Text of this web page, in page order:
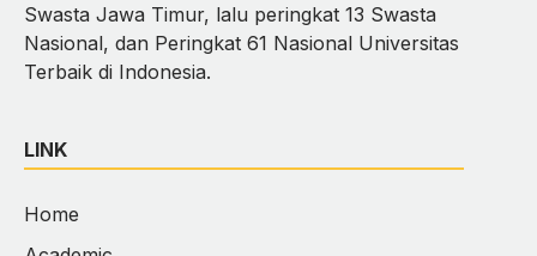
Swasta Jawa Timur, lalu peringkat 13 Swasta
Nasional, dan Peringkat 61 Nasional Universitas
Terbaik di Indonesia.
LINK
Home